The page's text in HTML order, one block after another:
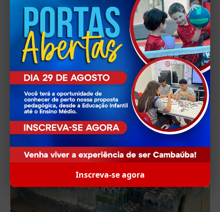
segunda-feira, dia 14/05. A distribuição está sendo
realizada pela Força Aérea Brasileira (FAB).
Juntos, podemos fazer a diferença e ajudar aqueles que
mais precisam neste momento desafiador.
Data: 07/05/2024
Inscreva-se agora